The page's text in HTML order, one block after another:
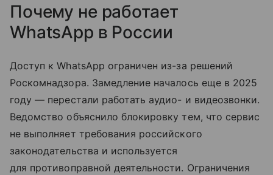
Почему не работает
WhatsApp в России
Доступ к WhatsApp ограничен из-за решений
Роскомнадзора. Замедление началось еще в 2025
году — перестали работать аудио- и видеозвонки.
Ведомство объяснило блокировку тем, что сервис
не выполняет требования российского
законодательства и используется
для противоправной деятельности. Ограничения